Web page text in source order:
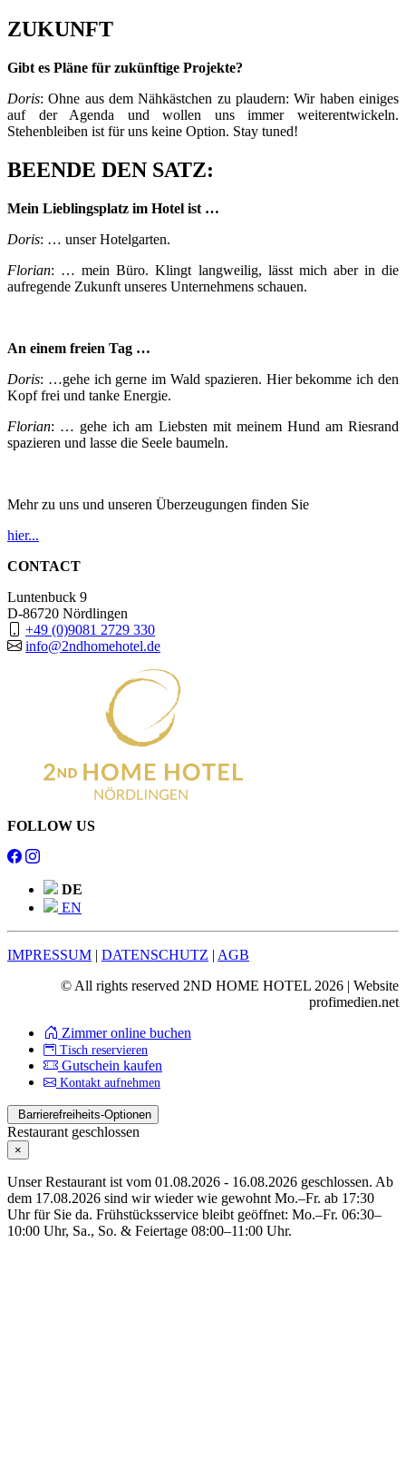
ZUKUNFT
Gibt es Pläne für zukünftige Projekte?
Doris: Ohne aus dem Nähkästchen zu plaudern: Wir haben einiges
auf der Agenda und wollen uns immer weiterentwickeln.
Stehenbleiben ist für uns keine Option. Stay tuned!
BEENDE DEN SATZ:
Mein Lieblingsplatz im Hotel ist …
Doris: … unser Hotelgarten.
Florian: … mein Büro. Klingt langweilig, lässt mich aber in die
aufregende Zukunft unseres Unternehmens schauen.
An einem freien Tag …
Doris: …gehe ich gerne im Wald spazieren. Hier bekomme ich den
Kopf frei und tanke Energie.
Florian: … gehe ich am Liebsten mit meinem Hund am Riesrand
spazieren und lasse die Seele baumeln.
Mehr zu uns und unseren Überzeugungen finden Sie
hier...
CONTACT
Luntenbuck 9
D-86720 Nördlingen
+49 (0)9081 2729 330
info@2ndhomehotel.de
FOLLOW US
DE
EN
IMPRESSUM | DATENSCHUTZ | AGB
© All rights reserved 2ND HOME HOTEL 2026 | Website
profimedien.net
Zimmer online buchen
Tisch reservieren
Gutschein kaufen
Kontakt aufnehmen
Barrierefreiheits-Optionen
Restaurant geschlossen
×
Unser Restaurant ist vom 01.08.2026 - 16.08.2026 geschlossen. Ab
dem 17.08.2026 sind wir wieder wie gewohnt Mo.–Fr. ab 17:30
Uhr für Sie da. Frühstücksservice bleibt geöffnet: Mo.–Fr. 06:30–
10:00 Uhr, Sa., So. & Feiertage 08:00–11:00 Uhr.